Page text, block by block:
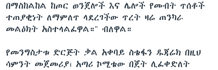
በማስከልከል ከጦር ወንጀሎች እና ሌሎች የመብት ጥሰቶች
ተጠያቂነት ለማምለጥ ላደረገችው ጥረት ዛሬ ጠንካራ
መልዕክት አስተላልፈዋል።" ብለዋል።
የመንግስታቱ ድርጅት ቃል አቀባይ ስቴፋን ዱጃሬክ በዚህ
ሳምንት መጀመሪያ፣ አጣሪ ኮሚቴው በጀት ሊፈቀድለት